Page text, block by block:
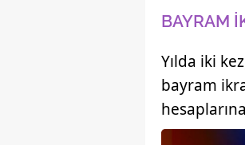
BAYRAM
Yılda iki
bayram